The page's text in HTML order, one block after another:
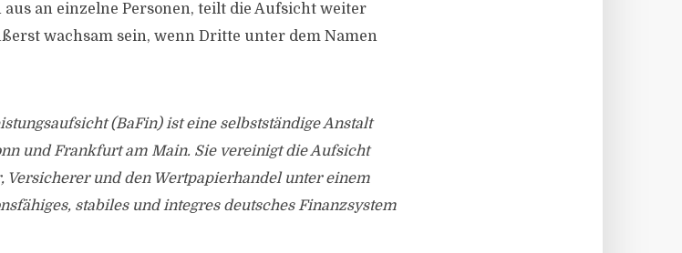
an einzelne Personen, teilt die Aufsicht weiter
wachsam sein, wenn Dritte unter dem Namen
(BaFin) ist eine selbstständige Anstalt
und Frankfurt am Main. Sie vereinigt die Aufsicht
Versicherer und den Wertpapierhandel unter einem
stabiles und integres deutsches Finanzsystem